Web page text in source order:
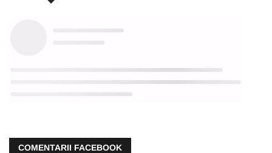
COMENTARII FACEBOOK